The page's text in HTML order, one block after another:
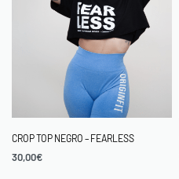
CROP TOP NEGRO – FEARLESS
30,00€